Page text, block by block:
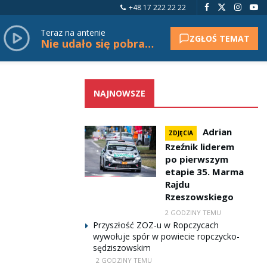
+48 17 222 22 22
Teraz na antenie
Nie udało się pobrać tytułu. ZGŁOŚ TEMAT
NAJNOWSZE
ZDJĘCIA
Adrian
Rzeźnik liderem
po pierwszym
etapie 35. Marma
Rajdu
Rzeszowskiego
2 GODZINY TEMU
Przyszłość ZOZ-u w Ropczycach
wywołuje spór w powiecie ropczycko-
sędziszowskim
2 GODZINY TEMU